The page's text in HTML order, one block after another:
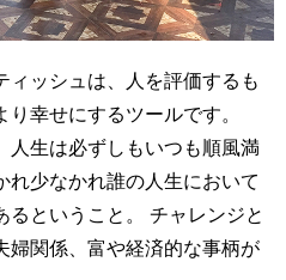
ィッシュは、人を評価するも
り幸せにするツールです。
人生は必ずしもいつも順風満
れ少なかれ誰の人生において
るということ。 チャレンジと
婦関係、富や経済的な事柄が